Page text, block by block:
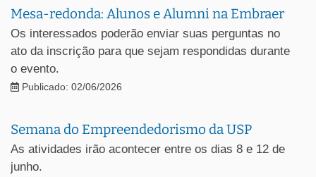
Mesa-redonda: Alunos e Alumni na Embraer
Os interessados poderão enviar suas perguntas no
ato da inscrição para que sejam respondidas durante
o evento.
Publicado: 02/06/2026
Semana do Empreendedorismo da USP
As atividades irão acontecer entre os dias 8 e 12 de
junho.